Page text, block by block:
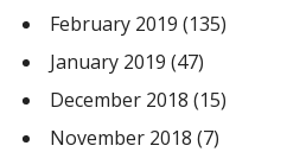
February 2019 (135)
January 2019 (47)
December 2018 (15)
November 2018 (7)